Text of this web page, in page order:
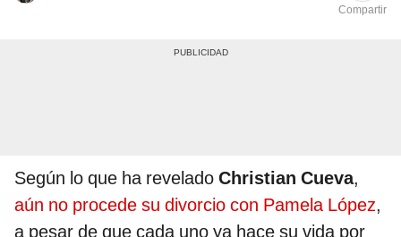
Compartir
Según lo que ha revelado Christian Cueva,
aún no procede su divorcio con Pamela López,
a pesar de que cada uno ya hace su vida por